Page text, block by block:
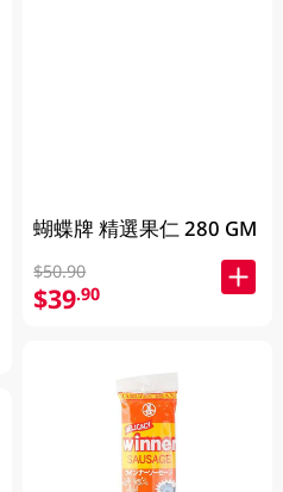
蝴蝶牌 精選果仁 280 GM
$50.90
$39.90